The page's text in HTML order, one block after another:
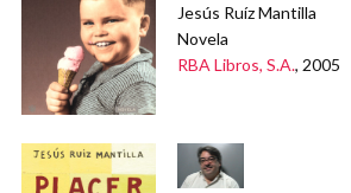
Jesús Ruíz Mantilla
Novela
RBA Libros, S.A., 2005